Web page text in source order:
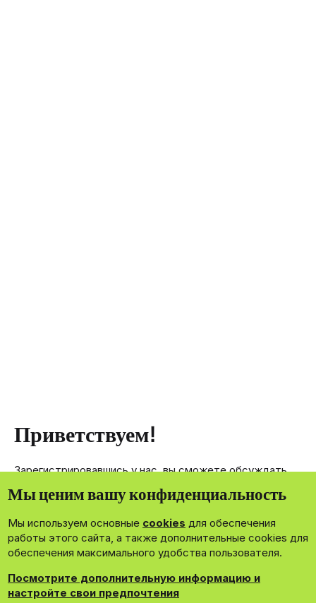
Приветствуем!
Зарегистрировавшись у нас, вы сможете обсуждать,
членам нашего сообщества.
Зарегистрироваться сейчас!
Мы ценим вашу конфиденциальность
Мы используем основные cookies для обеспечения
работы этого сайта, а также дополнительные cookies для
обеспечения максимального удобства пользователя.
Посмотрите дополнительную информацию и
настройте свои предпочтения